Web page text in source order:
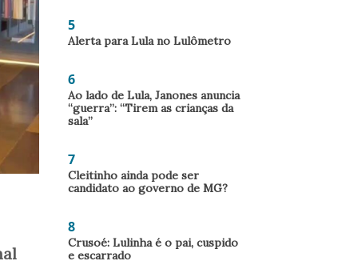
5
Alerta para Lula no Lulômetro
6
Ao lado de Lula, Janones anuncia
“guerra”: “Tirem as crianças da
sala”
7
Cleitinho ainda pode ser
candidato ao governo de MG?
8
Crusoé: Lulinha é o pai, cuspido
e escarrado